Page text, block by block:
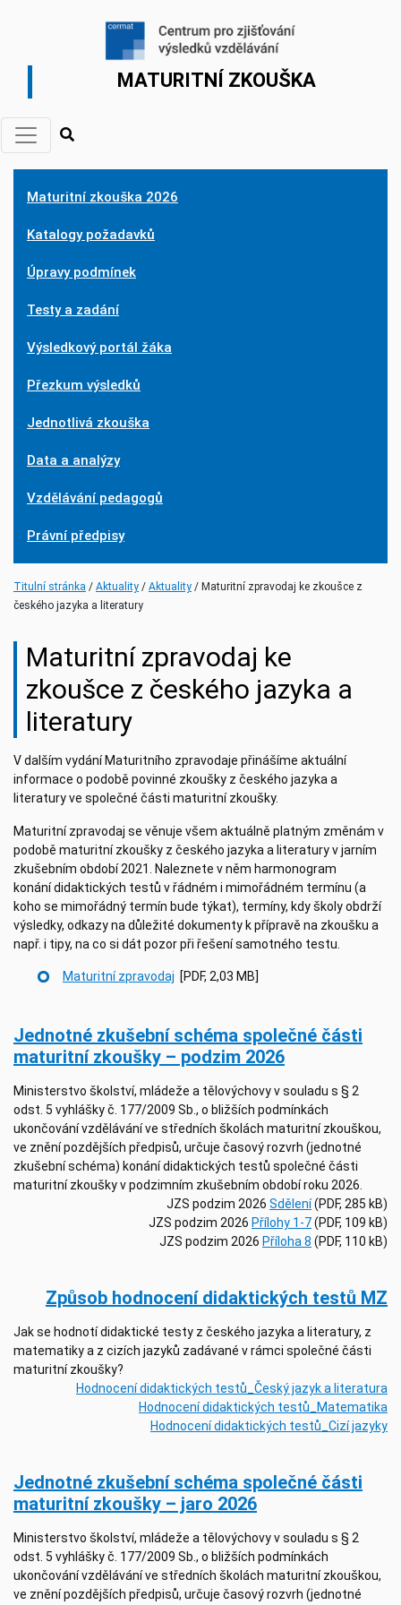
MATURITNÍ ZKOUŠKA
Maturitní zkouška 2026
Katalogy požadavků
Úpravy podmínek
Testy a zadání
Výsledkový portál žáka
Přezkum výsledků
Jednotlivá zkouška
Data a analýzy
Vzdělávání pedagogů
Právní předpisy
Titulní stránka Aktuality(current)
Aktuality(current)
Maturitní zpravodaj ke zkoušce z
českého jazyka a literatury
Maturitní zpravodaj ke
zkoušce z českého jazyka a
literatury
V dalším vydání Maturitního zpravodaje přinášíme aktuální
informace o podobě povinné zkoušky z českého jazyka a
literatury ve společné části maturitní zkoušky.
Maturitní zpravodaj se věnuje všem aktuálně platným změnám v
podobě maturitní zkoušky z českého jazyka a literatury v jarním
zkušebním období 2021. Naleznete v něm harmonogram
konání didaktických testů v řádném i mimořádném termínu (a
koho se mimořádný termín bude týkat), termíny, kdy školy obdrží
výsledky, odkazy na důležité dokumenty k přípravě na zkoušku a
např. i tipy, na co si dát pozor při řešení samotného testu.
Maturitní zpravodaj [PDF, 2,03 MB]
Jednotné zkušební schéma společné části
maturitní zkoušky – podzim 2026
Ministerstvo školství, mládeže a tělovýchovy v souladu s § 2
odst. 5 vyhlášky č. 177/2009 Sb., o bližších podmínkách
ukončování vzdělávání ve středních školách maturitní zkouškou,
ve znění pozdějších předpisů, určuje časový rozvrh (jednotné
zkušební schéma) konání didaktických testů společné části
maturitní zkoušky v podzimním zkušebním období roku 2026.
JZS podzim 2026 Sdělení(PDF, 285 kB)
JZS podzim 2026 Přílohy 1-7(PDF, 109 kB)
JZS podzim 2026 Příloha 8 (PDF, 110 kB)
Způsob hodnocení didaktických testů MZ
Jak se hodnotí didaktické testy z českého jazyka a literatury, z
matematiky a z cizích jazyků zadávané v rámci společné části
maturitní zkoušky?
Hodnocení didaktických testů_Český jazyk a literatura
Hodnocení didaktických testů_Matematika
Hodnocení didaktických testů_Cizí jazyky
Jednotné zkušební schéma společné části
maturitní zkoušky – jaro 2026
Ministerstvo školství, mládeže a tělovýchovy v souladu s § 2
odst. 5 vyhlášky č. 177/2009 Sb., o bližších podmínkách
ukončování vzdělávání ve středních školách maturitní zkouškou,
ve znění pozdějších předpisů, určuje časový rozvrh (jednotné